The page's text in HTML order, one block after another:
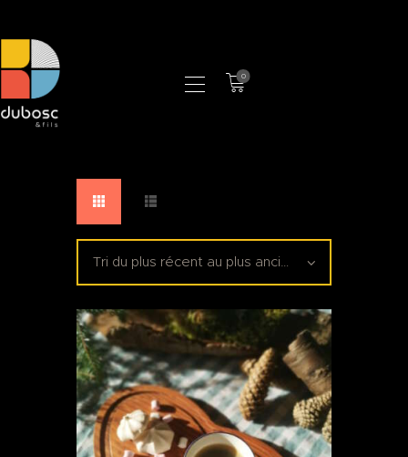
0
CONTACT